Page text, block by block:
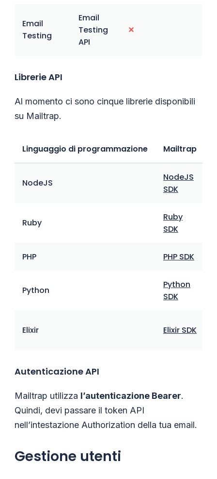
Email
Testing
Email
Testing
API
Librerie API
Al momento ci sono cinque librerie disponibili
su Mailtrap.
Linguaggio di programmazione Mailtrap
NodeJS
NodeJS
SDK
Ruby
Ruby
SDK
PHP PHP SDK
Python
Python
SDK
Elixir Elixir SDK
Autenticazione API
Mailtrap utilizza l’autenticazione Bearer.
Quindi, devi passare il token API
nell’intestazione Authorization della tua email.
Gestione utenti